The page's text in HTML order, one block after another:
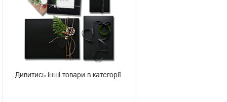
Дивитись інші товари в категорії